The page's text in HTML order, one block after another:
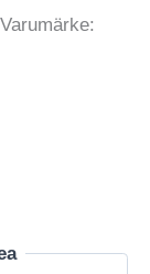
Varumärke: